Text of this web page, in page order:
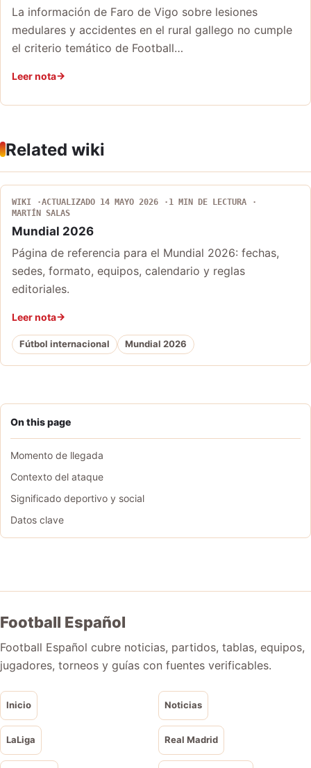
On this page
Momento de llegada
Contexto del ataque
Significado deportivo y social
Datos clave
La información de Faro de Vigo sobre lesiones
medulares y accidentes en el rural gallego no cumple
el criterio temático de Football…
Leer nota
Related wiki
WIKI ACTUALIZADO 14 MAYO 2026
1 MIN DE LECTURA
MARTÍN SALAS
Mundial 2026
Página de referencia para el Mundial 2026: fechas,
sedes, formato, equipos, calendario y reglas
editoriales.
Leer nota
Fútbol internacional Mundial 2026
Football Español
Football Español cubre noticias, partidos, tablas, equipos,
jugadores, torneos y guías con fuentes verificables.
Inicio Noticias
LaLiga Real Madrid